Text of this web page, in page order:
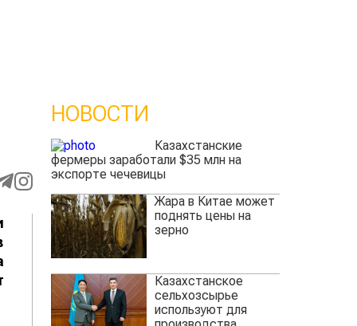
НОВОСТИ
Казахстанские
фермеры заработали $35 млн на
экспорте чечевицы
Жара в Китае может
поднять цены на
зерно
Казахстанское
сельхозсырье
используют для